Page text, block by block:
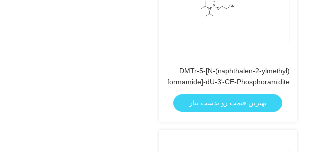
DMTr-5-[N-(naphthalen-2-ylmethyl)
formamide]-dU-3'-CE-Phosphoramidite
بهترین قیمت رو بدست بیار